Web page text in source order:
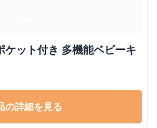
ケット付き 多機能ベビーキ
の詳細を見る